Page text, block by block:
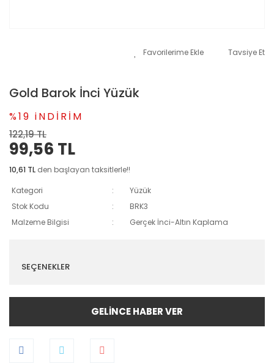
Tavsiye Et
Gold Barok İnci Yüzük
%19 iNDİRİM
122,19 TL
99,56 TL
10,61 TL den başlayan taksitlerle!!
Kategori
Yüzük
Stok Kodu
BRK3
Malzeme Bilgisi
Gerçek İnci-Altın Kaplama
SEÇENEKLER
GELİNCE HABER VER